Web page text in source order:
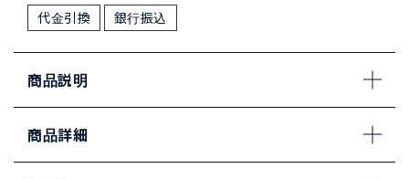
代金引換 銀行振込
商品説明
商品詳細